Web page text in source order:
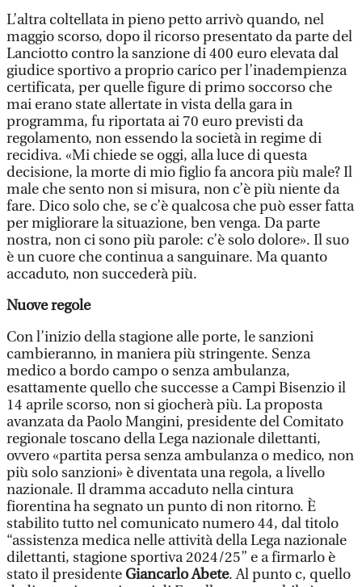
L’altra coltellata in pieno petto arrivò quando, nel
maggio scorso, dopo il ricorso presentato da parte del
Lanciotto contro la sanzione di 400 euro elevata dal
giudice sportivo a proprio carico per l’inadempienza
certificata, per quelle figure di primo soccorso che
mai erano state allertate in vista della gara in
programma, fu riportata ai 70 euro previsti da
regolamento, non essendo la società in regime di
recidiva. «Mi chiede se oggi, alla luce di questa
decisione, la morte di mio figlio fa ancora più male? Il
male che sento non si misura, non c’è più niente da
fare. Dico solo che, se c’è qualcosa che può esser fatta
per migliorare la situazione, ben venga. Da parte
nostra, non ci sono più parole: c’è solo dolore». Il suo
è un cuore che continua a sanguinare. Ma quanto
accaduto, non succederà più.
Nuove regole
Con l’inizio della stagione alle porte, le sanzioni
cambieranno, in maniera più stringente. Senza
medico a bordo campo o senza ambulanza,
esattamente quello che successe a Campi Bisenzio il
14 aprile scorso, non si giocherà più. La proposta
avanzata da Paolo Mangini, presidente del Comitato
regionale toscano della Lega nazionale dilettanti,
ovvero «partita persa senza ambulanza o medico, non
più solo sanzioni» è diventata una regola, a livello
nazionale. Il dramma accaduto nella cintura
fiorentina ha segnato un punto di non ritorno. È
stabilito tutto nel comunicato numero 44, dal titolo
“assistenza medica nelle attività della Lega nazionale
dilettanti, stagione sportiva 2024/25” e a firmarlo è
stato il presidenteGiancarlo Abete. Al punto c, quello